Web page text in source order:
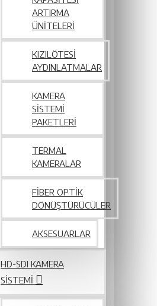
ARTIRMA
ÜNITELERI
KIZILÖTESI
AYDINLATMALAR
KAMERA
SISTEMI
PAKETLERI
TERMAL
KAMERALAR
FIBER OPTIK
DÖNÜŞTÜRÜCÜLER
AKSESUARLAR
HD-SDI KAMERA
SISTEMI